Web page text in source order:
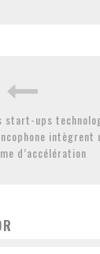
start-ups
intègrent
d’accélération